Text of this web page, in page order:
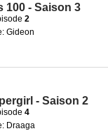
100 - Saison 3
2
Gideon
- Saison 2
4
Draaga